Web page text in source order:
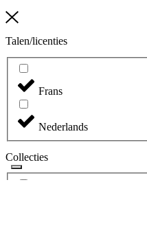
Talen/licenties
Frans
Nederlands
Collecties